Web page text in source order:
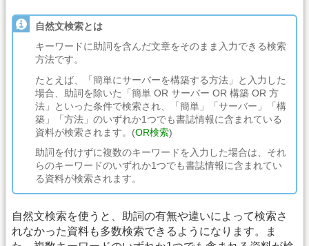
自然文検索とは
キーワードに助詞を含んだ文章をそのまま入力できる検索
方法です。
たとえば、「簡単にサーバーを構築する方法」と入力した
場合、助詞を除いた「簡単 OR サーバー OR 構築 OR 方
法」といった条件で検索され、「簡単」「サーバー」「構
築」「方法」のいずれか1つでも書誌情報に含まれている
資料が検索されます。(OR検索)
助詞を付けずに複数のキーワードを入力した場合は、それ
らのキーワードのいずれか1つでも書誌情報に含まれてい
る資料が検索されます。
自然文検索を使うと、助詞の有無や違いによって検索さ
れなかった資料も多数検索できるようになります。ま